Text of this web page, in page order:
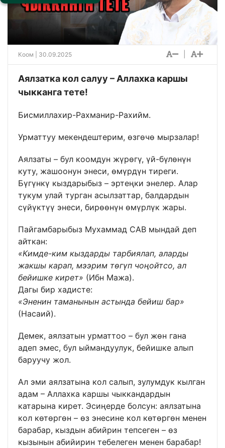
Коом | 30.09.2025
Аялзатка кол салуу – Аллахка каршы
чыкканга тете!
Бисмиллахир-Рахманир-Рахийм.
Урматтуу мекендештерим, өзгөчө мырзалар!
Аялзаты – бул коомдун жүрөгү, үй-бүлөнүн
куту, жашоонун энеси, өмүрдүн тиреги.
Бүгүнкү кыздарыбыз – эртеңки энелер. Алар
тукум улай турган асылзаттар, балдардын
сүйүктүү энеси, бирөөнүн өмүрлүк жары.
Пайгамбарыбыз Мухаммад САВ мындай деп
айткан:
«Кимде-ким кыздарды тарбиялап, аларды
жакшы карап, мээрим төгүп чоңойтсо, ал
бейишке кирет» (Ибн Мажа).
Дагы бир хадисте:
«Эненин таманынын астында бейиш бар»
(Насаий).
Демек, аялзатын урматтоо – бул жөн гана
адеп эмес, бул ыймандуулук, бейишке алып
баруучу жол.
Ал эми аялзатына кол салып, зулумдук кылган
адам – Аллахка каршы чыккандардын
катарына кирет. Эсиңерде болсун: аялзатына
кол көтөргөн – өз энесине кол көтөргөн менен
барабар, кыздын абийрин тепсеген – өз
кызынын абийирин тебелеген менен барабар!